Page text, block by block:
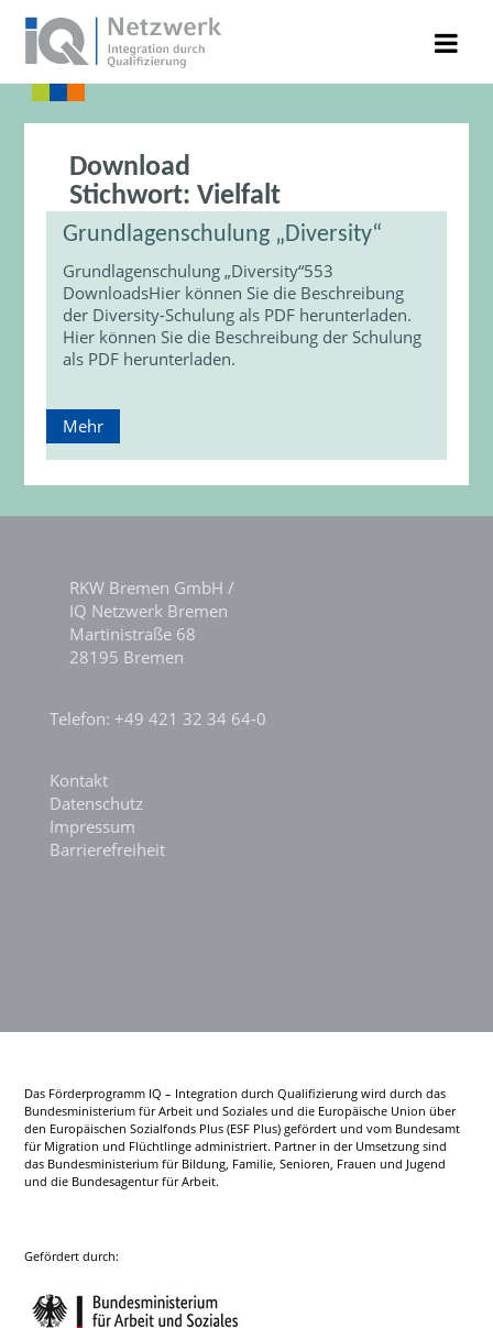
Download
Stichwort:Vielfalt
Grundlagenschulung „Diversity“
Grundlagenschulung „Diversity“553
DownloadsHier können Sie die Beschreibung
der Diversity-Schulung als PDF herunterladen.
Hier können Sie die Beschreibung der Schulung
als PDF herunterladen.
Mehr
RKW Bremen GmbH /
IQ Netzwerk Bremen
Martinistraße 68
28195 Bremen
Telefon: +49 421 32 34 64-0
Kontakt
Datenschutz
Impressum
Barrierefreiheit
Das Förderprogramm IQ – Integration durch Qualifizierung wird durch das
Bundesministerium für Arbeit und Soziales und die Europäische Union über
den Europäischen Sozialfonds Plus (ESF Plus) gefördert und vom Bundesamt
für Migration und Flüchtlinge administriert. Partner in der Umsetzung sind
das Bundesministerium für Bildung, Familie, Senioren, Frauen und Jugend
und die Bundesagentur für Arbeit.
Gefördert durch: